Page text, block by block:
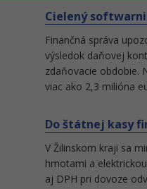
Cielený
Finančná správa
výsledok daňovej
zdaňovacie obdobie.
viac ako 2,3 milióna
Do štátnej kasy
V Žilinskom kraji sa
hmotami a
aj DPH pri dovoze